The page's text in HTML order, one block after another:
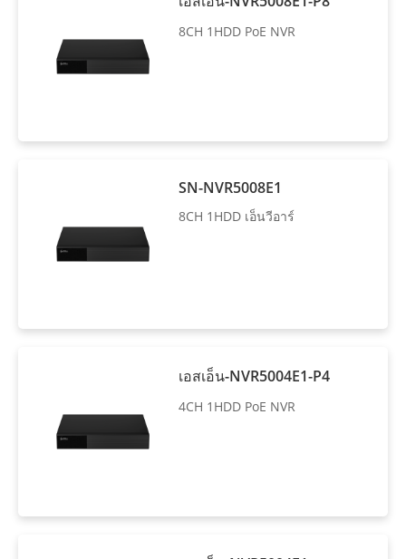
8CH 1HDD PoE NVR
SN-NVR5008E1
8CH 1HDD เอ็นวีอาร์
เอสเอ็น-NVR5004E1-P4
4CH 1HDD PoE NVR